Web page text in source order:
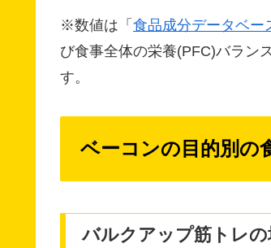
※数値は「 食品成分データベー
び食事全体の栄養(PFC)バラン
す。
ベーコンの目的別の
バルクアップ筋トレの